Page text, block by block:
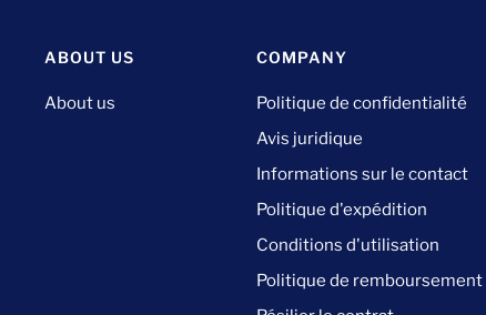
ABOUT US
About us
COMPANY
Politique de confidentialité
Avis juridique
Informations sur le contact
Politique d'expédition
Conditions d'utilisation
Politique de remboursement